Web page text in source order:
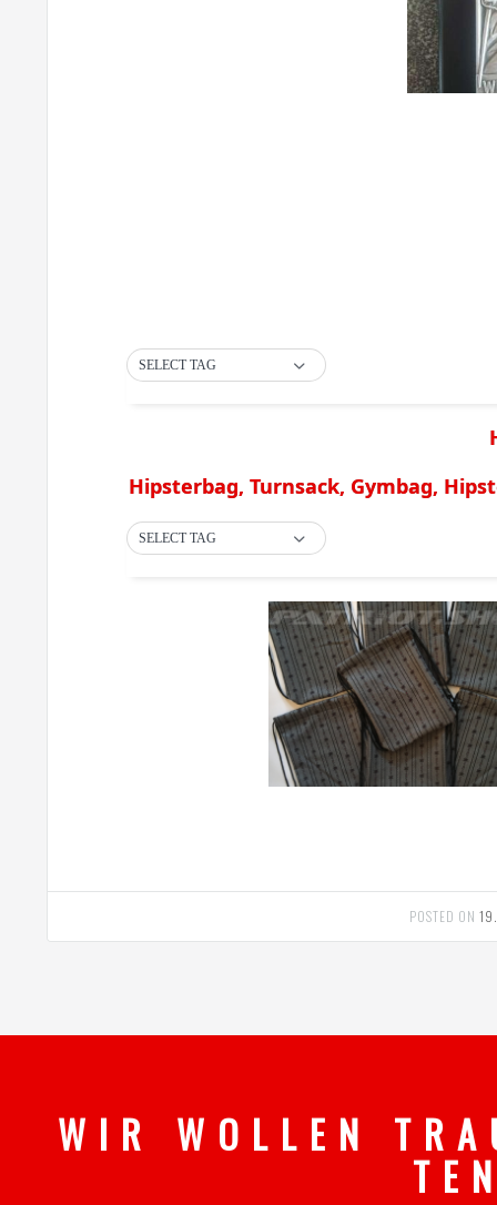
SELECT TAG
Hipsterbag, Turnsack, Gymbag,
SELECT TAG
POSTED ON
W I R W O L L E N T R
T E